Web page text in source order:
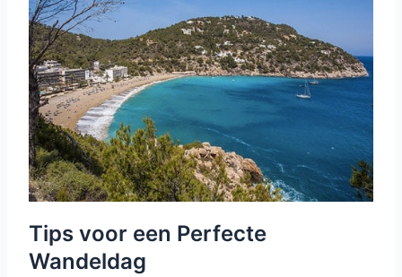
Tips voor een Perfecte
Wandeldag